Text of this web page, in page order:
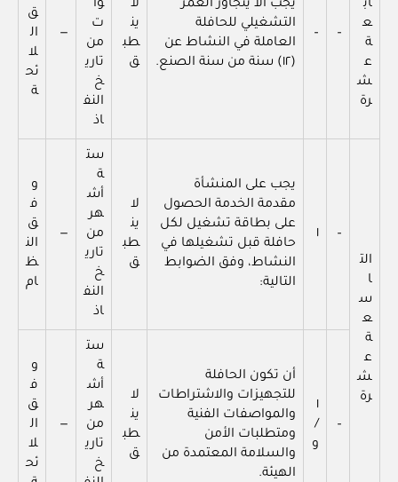
اب
ع
ة
ع
ش
رة
–
–
يجب ألا يتجاوز العمر
التشغيلي للحافلة
العاملة في النشاط عن
(١٢) سنة من سنة الصنع.
لا
ين
طب
ق
وا
ت
من
تاري
خ
النف
اذ
—
ق
ال
لا
ئح
ة
الت
ا
س
ع
ة
ع
ش
رة
– ١
يجب على المنشأة
مقدمة الخدمة الحصول
على بطاقة تشغيل لكل
حافلة قبل تشغيلها في
النشاط، وفق الضوابط
التالية:
لا
ين
طب
ق
ست
ة
أش
هر
من
تاري
خ
النف
اذ
—
و
ف
ق
الن
ظ
ام
–
١
/
و
أن تكون الحافلة
للتجهيزات والاشتراطات
والمواصفات الفنية
ومتطلبات الأمن
والسلامة المعتمدة من
الهيئة.
لا
ين
طب
ق
ست
ة
أش
هر
من
تاري
خ
—
و
ف
ق
ال
لا
ئح